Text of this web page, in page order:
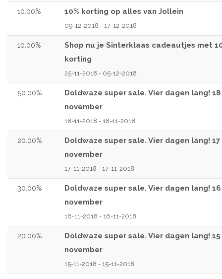
10.00% 10% korting op alles van Jollein
09-12-2018 - 17-12-2018
10.00%
Shop nu je Sinterklaas cadeautjes met
korting
25-11-2018 - 05-12-2018
50.00%
Doldwaze super sale. Vier dagen lang! 18
november
18-11-2018 - 18-11-2018
20.00%
Doldwaze super sale. Vier dagen lang! 17
november
17-11-2018 - 17-11-2018
30.00%
Doldwaze super sale. Vier dagen lang! 16
november
16-11-2018 - 16-11-2018
20.00%
Doldwaze super sale. Vier dagen lang! 15
november
15-11-2018 - 15-11-2018